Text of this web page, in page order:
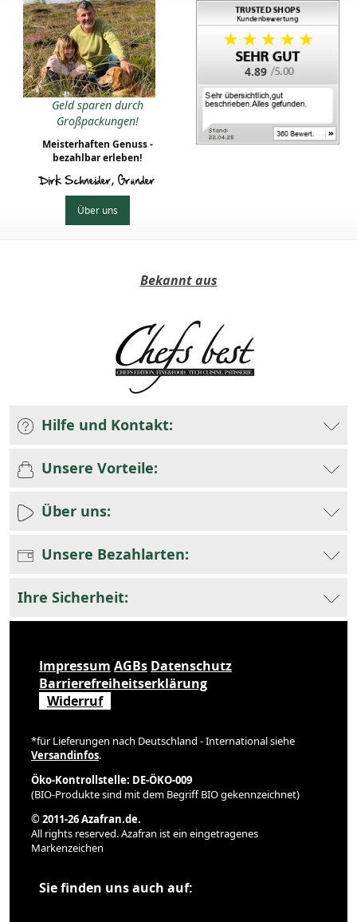
Geld sparen durch
Großpackungen!
Meisterhaften Genuss -
bezahlbar erleben!
Dirk Schneider, Gründer
Über uns
4.89
Bekannt aus
Hilfe und Kontakt:
Unsere Vorteile:
Über uns:
Unsere Bezahlarten:
Ihre Sicherheit:
Impressum AGBs Datenschutz
Barrierefreiheitserklärung
Widerruf
*für Lieferungen nach Deutschland - International siehe
Versandinfos.
Öko-Kontrollstelle: DE-ÖKO-009
(BIO-Produkte sind mit dem Begriff BIO gekennzeichnet)
© 2011-26 Azafran.de.
All rights reserved. Azafran ist ein eingetragenes
Markenzeichen
Sie finden uns auch auf: